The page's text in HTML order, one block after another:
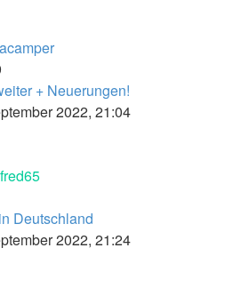
+ Neuerungen!
2022, 21:04
Deutschland
2022, 21:24